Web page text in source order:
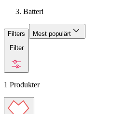
Batteri
Filters
Filter
Mest populärt
1 Produkter